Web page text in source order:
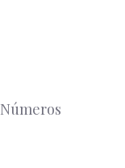
Números